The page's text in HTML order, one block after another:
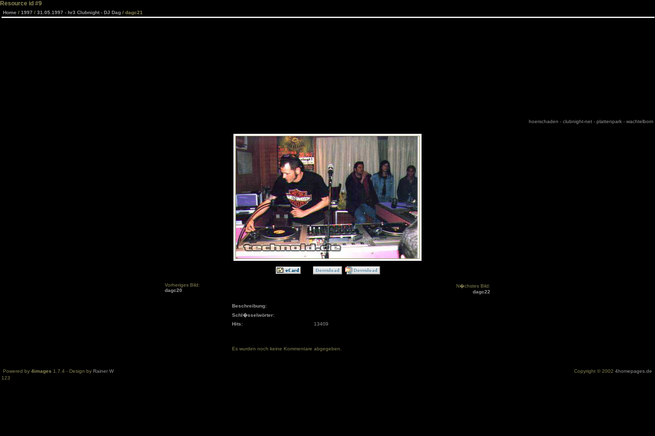
Resource id #9
Home / 1997 / 31.05.1997 - hr3 Clubnight - DJ Dag / dagc21
hoerschaden - clubnight-net - plattenpark - wachtelborn
Vorheriges Bild:
dagc20
N�chstes Bild:
dagc22
Beschreibung:
Schl�sselwörter:
Hits:
13409
Es wurden noch keine Kommentare abgegeben.
Powered by 4images 1.7.4 - Design by Rainer W Copyright © 2002 4homepages.de
123